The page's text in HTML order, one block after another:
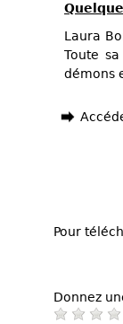
Laura
Toute
démons
Pour
Donnez